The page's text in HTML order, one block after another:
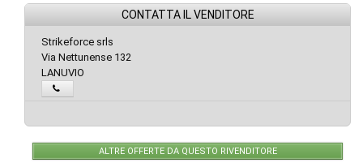
CONTATTA IL VENDITORE
Strikeforce srls
Via Nettunense 132
LANUVIO
ALTRE OFFERTE DA QUESTO RIVENDITORE